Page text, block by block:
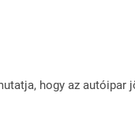
hogy az autóipar